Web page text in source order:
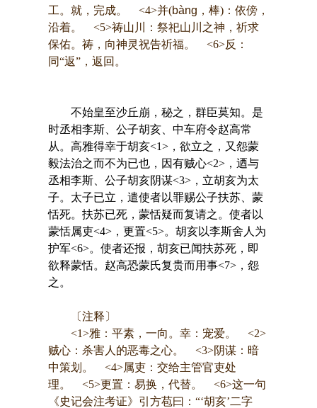
工。就，完成。 <4>并(bàng ，棒)：依傍，
沿着。 <5>祷山川：祭祀山川之神，祈求
保佑。祷，向神灵祝告祈福。 <6>反：
同“返”，返回。
不始皇至沙丘崩，秘之，群臣莫知。是
时丞相李斯、公子胡亥、中车府令赵高常
从。高雅得幸于胡亥<1>，欲立之，又怨蒙
毅法治之而不为已也，因有贼心<2>，迺与
丞相李斯、公子胡亥阴谋<3>，立胡亥为太
子。太子已立，遣使者以罪赐公子扶苏、蒙
恬死。扶苏已死，蒙恬疑而复请之。使者以
蒙恬属吏<4>，更置<5>。胡亥以李斯舍人为
护军<6>。使者还报，胡亥已闻扶苏死，即
欲释蒙恬。赵高恐蒙氏复贵而用事<7>，怨
之。
〔注释〕
<1>雅：平素，一向。幸：宠爱。 <2>
贼心：杀害人的恶毒之心。 <3>阴谋：暗
中策划。 <4>属吏：交给主管官吏处
理。 <5>更置：易换，代替。 <6>这一句
《史记会注考证》引方苞曰：“‘胡亥’二字